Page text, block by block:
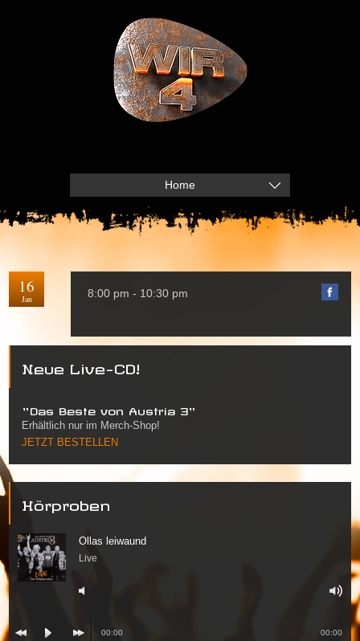
Home
16
Jan 8:00 pm - 10:30 pm
Neue Live-CD!
"Das Beste von Austria 3"
Erhältlich nur im Merch-Shop!
JETZT BESTELLEN
Hörproben
Ollas leiwaund
Live
00:00 00:00